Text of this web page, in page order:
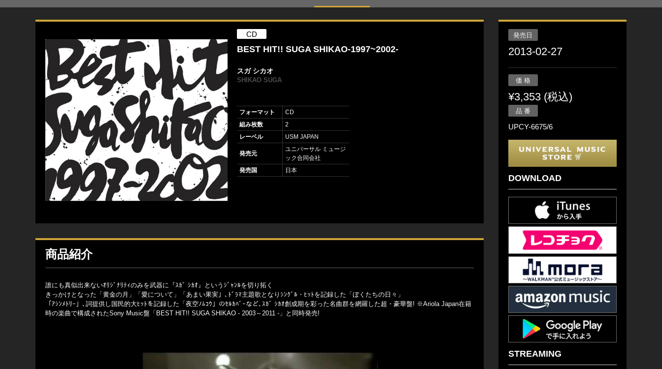
CD
BEST HIT!! SUGA SHIKAO-1997~2002-
スガ シカオ
SHIKAO SUGA
フォーマット
CD
組み枚数
2
レーベル
USM JAPAN
発売元
ユニバーサル ミュージ
ック合同会社
発売国
日本
商品紹介
誰にも真似出来ないｵﾘｼﾞﾅﾘﾃｨのみを武器に『ｽｶﾞ ｼｶｵ』というｼﾞｬﾝﾙを切り拓く
きっかけとなった「黄金の月」「愛について」「あまい果実」､ﾄﾞﾗﾏ主題歌となりｼﾝｸﾞﾙ・ﾋｯﾄを記録した「ぼくたちの日々」
「ｱｼﾝﾒﾄﾘｰ」､詞提供し国民的大ﾋｯﾄを記録した「夜空ﾉﾑｺｳ」のｾﾙｶﾊﾞｰなど､ｽｶﾞ ｼｶｵ創成期を彩った名曲群を網羅した超・豪華盤! ※Ariola Japan在籍
時の楽曲で構成されたSony Music盤「BEST HIT!! SUGA SHIKAO - 2003～2011 -」と同時発売!
発売日
2013-02-27
価 格
¥3,353 (税込)
品 番
UPCY-6675/6
DOWNLOAD
STREAMING